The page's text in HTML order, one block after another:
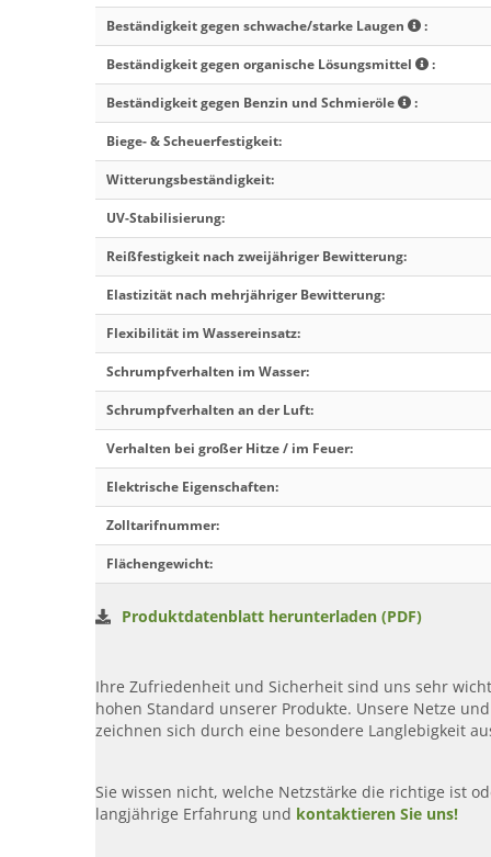
Beständigkeit gegen schwache/starke Laugen :
Beständigkeit gegen organische Lösungsmittel :
Beständigkeit gegen Benzin und Schmieröle :
Biege- & Scheuerfestigkeit:
Witterungsbeständigkeit:
UV-Stabilisierung:
Reißfestigkeit nach zweijähriger Bewitterung:
Elastizität nach mehrjähriger Bewitterung:
Flexibilität im Wassereinsatz:
Schrumpfverhalten im Wasser:
Schrumpfverhalten an der Luft:
Verhalten bei großer Hitze / im Feuer:
Elektrische Eigenschaften:
Zolltarifnummer:
Flächengewicht:
Produktdatenblatt herunterladen (PDF)
Ihre Zufriedenheit und Sicherheit sind uns sehr
hohen Standard unserer Produkte. Unsere Netze
zeichnen sich durch eine besondere Langlebigkeit
Sie wissen nicht, welche Netzstärke die richtige ist
langjährige Erfahrung und kontaktieren Sie uns!